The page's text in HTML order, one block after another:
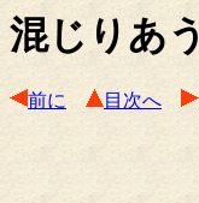
混じりあ
前に 目次へ